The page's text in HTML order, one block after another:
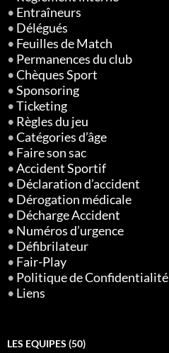
• Entraîneurs
• Délégués
• Feuilles de Match
• Permanences du club
•Chèques Sport
•Sponsoring
•Ticketing
• Règles du jeu
•Catégories d’âge
• Faire son sac
•Accident Sportif
• Déclaration d’accident
• Dérogation médicale
• Décharge Accident
• Numéros d’urgence
• Défibrilateur
• Fair-Play
• Politique de Confidentialité
• Liens
LES EQUIPES (50)